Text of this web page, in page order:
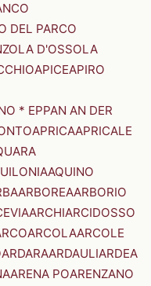
DEL PARCO
D'OSSOLA
APICEAPIRO
* EPPAN AN DER
APRICAAPRICALE
AQUINO
ARBOREAARBORIO
ARCHIARCIDOSSO
ARCOLAARCOLE
ARDARAARDAULIARDEA
ARENA POARENZANO